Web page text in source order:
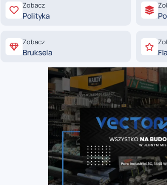
Zobacz
Polityka
Zobacz
Bruksela